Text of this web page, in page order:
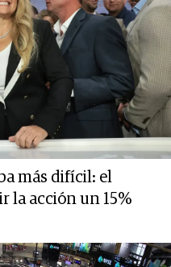
más difícil: el
la acción un 15%